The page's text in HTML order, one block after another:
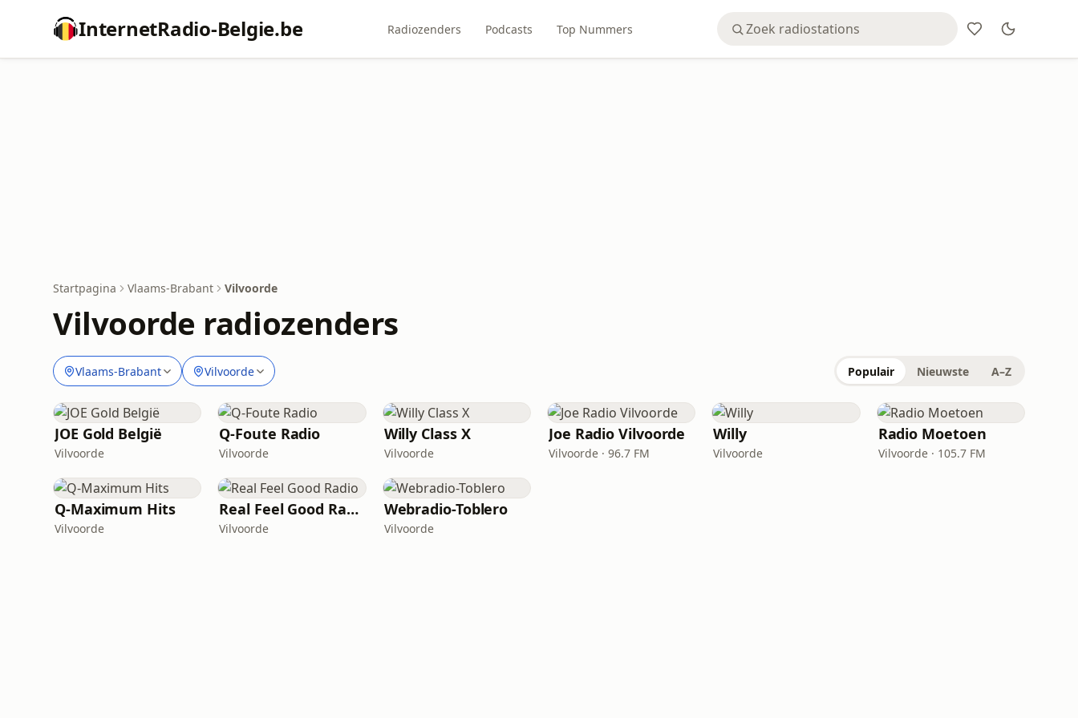
InternetRadio-Belgie.be Radiozenders Podcasts Top Nummers
Startpagina Vlaams-Brabant Vilvoorde
Vilvoorde radiozenders
Vlaams-Brabant Vilvoorde Populair Nieuwste A–Z
JOE Gold België
Vilvoorde
Q-Foute Radio
Vilvoorde
Willy Class X
Vilvoorde
Joe Radio Vilvoorde
Vilvoorde · 96.7 FM
Willy
Vilvoorde
Radio Moetoen
Vilvoorde · 105.7 FM
Q-Maximum Hits
Vilvoorde
Real Feel Good Radio
Vilvoorde
Webradio-Toblero
Vilvoorde